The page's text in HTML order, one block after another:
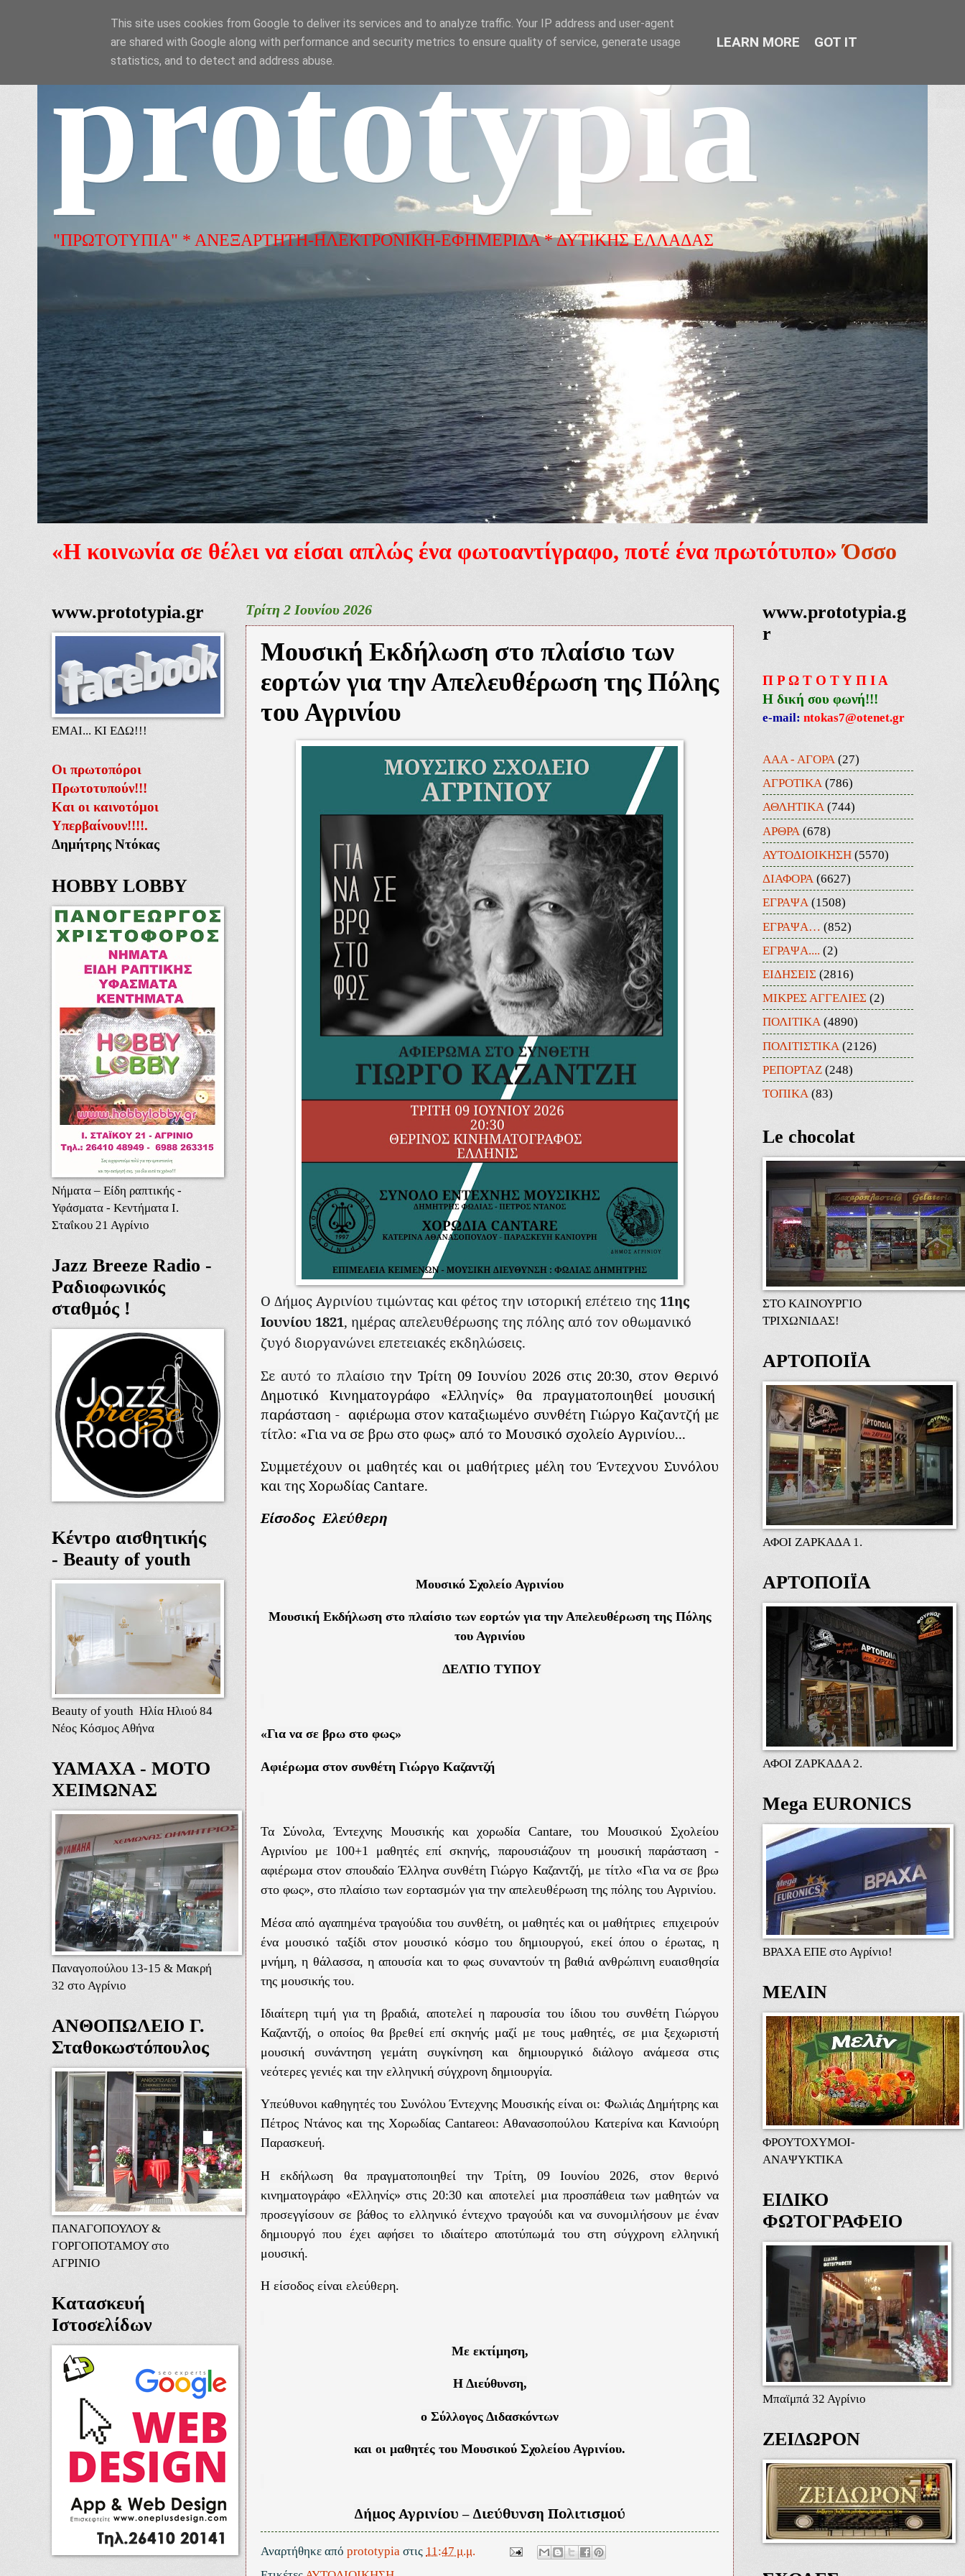
prototypia
"ΠΡΩΤΟΤΥΠΙΑ" * ΑΝΕΞΑΡΤΗΤΗ-ΗΛΕΚΤΡΟΝΙΚΗ-ΕΦΗΜΕΡΙΔΑ * ΔΥΤΙΚΗΣ ΕΛΛΑΔΑΣ
«Η κοινωνία σε θέλει να είσαι απλώς ένα φωτοαντίγραφο, ποτέ ένα πρωτότυπο» Όσσο
Τρίτη 2 Ιουνίου 2026
Μουσική Εκδήλωση στο πλαίσιο των
εορτών για την Απελευθέρωση της Πόλης
του Αγρινίου
Ο Δήμος Αγρινίου τιμώντας και φέτος την ιστορική επέτειο της 11ης
Ιουνίου 1821, ημέρας απελευθέρωσης της πόλης από τον οθωμανικό
ζυγό διοργανώνει επετειακές εκδηλώσεις.
Σε αυτό το πλαίσιοτην Τρίτη 09 Ιουνίου 2026 στις 20:30, στον Θερινό
Δημοτικό Κινηματογράφο «Ελληνίς» θα πραγματοποιηθεί μουσική
παράσταση - αφιέρωμα στον καταξιωμένο συνθέτη Γιώργο Καζαντζή με
τίτλο: «Για να σε βρω στο φως» από το Μουσικό σχολείο Αγρινίου...
Συμμετέχουν οι μαθητές και οι μαθήτριες μέλη του Έντεχνου Συνόλου
και της Χορωδίας Cantare.
Είσοδος Ελεύθερη
Μουσικό Σχολείο Αγρινίου
Μουσική Εκδήλωση στο πλαίσιο των εορτών για την Απελευθέρωση της Πόλης
του Αγρινίου
ΔΕΛΤΙΟ ΤΥΠΟΥ
«Για να σε βρω στο φως»
Αφιέρωμα στον συνθέτη Γιώργο Καζαντζή
Τα Σύνολα, Έντεχνης Μουσικής και χορωδίαCantare, του Μουσικού Σχολείου
Αγρινίου με 100+1 μαθητές επί σκηνής, παρουσιάζουν τη μουσική παράσταση -
αφιέρωμα στον σπουδαίο Έλληνα συνθέτη Γιώργο Καζαντζή, με τίτλο «Για να σε βρω
στο φως», στο πλαίσιο των εορτασμών για την απελευθέρωση της πόλης του Αγρινίου.
Μέσα από αγαπημένα τραγούδια του συνθέτη, οι μαθητές και οι μαθήτριες επιχειρούν
ένα μουσικό ταξίδι στον μουσικό κόσμο του δημιουργού, εκεί όπου ο έρωτας, η
μνήμη, η θάλασσα, η απουσία και το φως συναντούν τη βαθιά ανθρώπινη ευαισθησία
της μουσικής του.
Ιδιαίτερη τιμή για τη βραδιά, αποτελεί η παρουσία του ίδιου του συνθέτη Γιώργου
Καζαντζή, ο οποίος θα βρεθεί επί σκηνής μαζί με τους μαθητές, σε μια ξεχωριστή
μουσική συνάντηση γεμάτη συγκίνηση και δημιουργικό διάλογο ανάμεσα στις
νεότερες γενιές και την ελληνική σύγχρονη δημιουργία.
Υπεύθυνοι καθηγητές του Συνόλου Έντεχνης Μουσικής είναι οι: Φωλιάς Δημήτρης και
Πέτρος Ντάνος και της Χορωδίας Cantareοι: Αθανασοπούλου Κατερίνα και Κανιούρη
Παρασκευή.
Η εκδήλωση θα πραγματοποιηθεί την Τρίτη, 09 Ιουνίου 2026, στον θερινό
κινηματογράφο «Ελληνίς» στις 20:30 και αποτελεί μια προσπάθεια των μαθητών να
προσεγγίσουν σε βάθος το ελληνικό έντεχνο τραγούδι και να συνομιλήσουν με έναν
δημιουργό που έχει αφήσει το ιδιαίτερο αποτύπωμά του στη σύγχρονη ελληνική
μουσική.
Η είσοδος είναι ελεύθερη.
Με εκτίμηση,
Η Διεύθυνση,
ο Σύλλογος Διδασκόντων
και οι μαθητές του Μουσικού Σχολείου Αγρινίου.
Δήμος Αγρινίου – Διεύθυνση Πολιτισμού
Αναρτήθηκε από prototypia στις 11:47 μ.μ.
www.prototypia.gr
ΕΜΑΙ... ΚΙ ΕΔΩ!!!
Οι πρωτοπόροι
Πρωτοτυπούν!!!
Και οι καινοτόμοι
Υπερβαίνουν!!!!.
Δημήτρης Ντόκας
HOBBY LOBBY
Νήματα – Είδη ραπτικής -
Υφάσματα - Κεντήματα Ι.
Σταΐκου 21 Αγρίνιο
Jazz Breeze Radio -
Ραδιοφωνικός
σταθμός !
Κέντρο αισθητικής
- Beauty of youth
Beauty of youth Ηλία Ηλιού 84
Νέος Κόσμος Αθήνα
ΥΑΜΑΧΑ - ΜΟΤΟ
ΧΕΙΜΩΝΑΣ
Παναγοπούλου 13-15 & Μακρή
32 στο Αγρίνιο
ΑΝΘΟΠΩΛΕΙΟ Γ.
Σταθοκωστόπουλος
ΠΑΝΑΓΟΠΟΥΛΟΥ &
ΓΟΡΓΟΠΟΤΑΜΟΥ στο
ΑΓΡΙΝΙΟ
Κατασκευή
Ιστοσελίδων
www.prototypia.g
r
Π Ρ Ω Τ Ο Τ Υ Π Ι Α
Η δική σου φωνή!!!
e-mail: ntokas7@otenet.gr
ΑΑΑ - ΑΓΟΡΑ (27)
ΑΓΡΟΤΙΚΑ (786)
ΑΘΛΗΤΙΚΑ (744)
ΑΡΘΡΑ (678)
ΑΥΤΟΔΙΟΙΚΗΣΗ (5570)
ΔΙΑΦΟΡΑ (6627)
ΕΓΡΑΨΑ (1508)
ΕΓΡΑΨΑ… (852)
ΕΓΡΑΨΑ.... (2)
ΕΙΔΗΣΕΙΣ (2816)
ΜΙΚΡΕΣ ΑΓΓΕΛΙΕΣ (2)
ΠΟΛΙΤΙΚΑ (4890)
ΠΟΛΙΤΙΣΤΙΚΑ (2126)
ΡΕΠΟΡΤΑΖ (248)
ΤΟΠΙΚΑ (83)
Le chocolat
ΣΤΟ ΚΑΙΝΟΥΡΓΙΟ
ΤΡΙΧΩΝΙΔΑΣ!
ΑΡΤΟΠΟΙΪΑ
ΑΦΟΙ ΖΑΡΚΑΔΑ 1.
ΑΡΤΟΠΟΙΪΑ
ΑΦΟΙ ΖΑΡΚΑΔΑ 2.
Mega EURONICS
ΒΡΑΧΑ ΕΠΕ στο Αγρίνιο!
ΜΕΛΙΝ
ΦΡΟΥΤΟΧΥΜΟΙ-
ΑΝΑΨΥΚΤΙΚΑ
ΕΙΔΙΚΟ
ΦΩΤΟΓΡΑΦΕΙΟ
Μπαϊμπά 32 Αγρίνιο
ΖΕΙΔΩΡΟΝ
This site uses cookies from Google to deliver its services and to analyze traffic. Your IP address and user-agent
are shared with Google along with performance and security metrics to ensure quality of service, generate usage
statistics, and to detect and address abuse.
LEARN MORE GOT IT